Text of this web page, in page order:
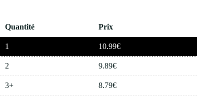
Quantité Prix
1 10.99€
2 9.89€
3+ 8.79€